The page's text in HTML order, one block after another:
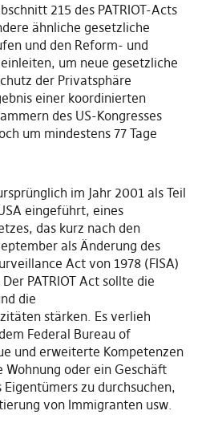
215 des PATRIOT-Acts
ähnliche gesetzliche
und den Reform- und
um neue gesetzliche
der Privatsphäre
einer koordinierten
des US-Kongresses
um mindestens 77 Tage
im Jahr 2001 als Teil
eingeführt, eines
das kurz nach den
als Änderung des
Act von 1978 (FISA)
PATRIOT Act sollte die
die
stärken. Es verlieh
Federal Bureau of
und erweiterte Kompetenzen
Wohnung oder ein Geschäft
zu durchsuchen,
von Immigranten usw.